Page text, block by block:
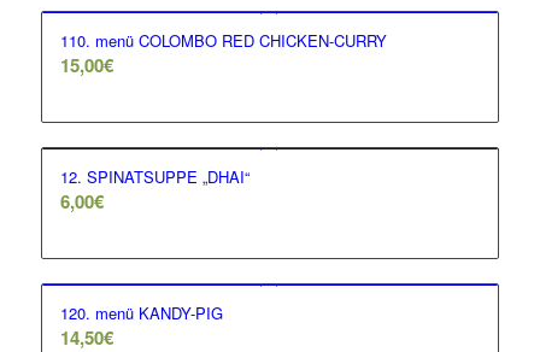
110. menü COLOMBO RED CHICKEN-CURRY
15,00€
12. SPINATSUPPE „DHAI“
6,00€
120. menü KANDY-PIG
14,50€